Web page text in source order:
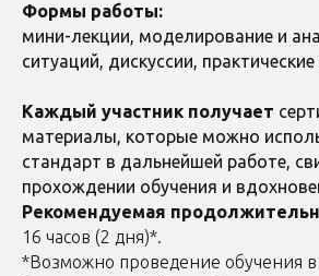
Формы работы:
мини-лекции, моделирование и
ситуаций, дискуссии,
Каждый участник получает
материалы, которые можно
стандарт в дальнейшей работе,
прохождении обучения и
Рекомендуемая
16 часов (2 дня)*.
*Возможно проведение обучения в